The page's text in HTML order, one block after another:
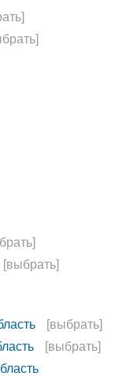
[выбрать]
[выбрать]
[выбрать]